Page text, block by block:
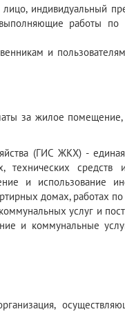
индивидуальный
работы
и
за жилое
(ГИС ЖКХ) -
средств
и
домах, работах
услуг и
и коммунальные